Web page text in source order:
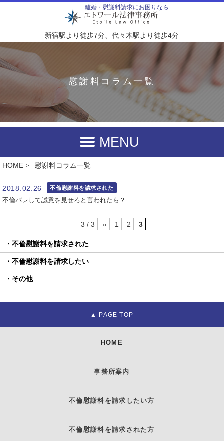
新宿駅より徒歩7分、代々木駅より徒歩4分
慰謝料コラム一覧
HOME 慰謝料コラム一覧
2018.02.26 不倫慰謝料を請求された
不倫バレして誠意を見せろと言われたら？
3 / 3 « 1 2 3
不倫慰謝料を請求された
不倫慰謝料を請求したい
その他
HOME
事務所案内
不倫慰謝料を請求したい方
不倫慰謝料を請求された方